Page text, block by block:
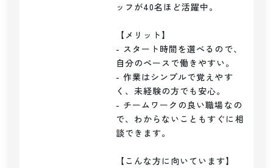
ッフが40名ほど活躍中。
【メリット】
- スタート時間を選べるので、
自分のペースで働きやすい。
- 作業はシンプルで覚えやす
く、未経験の方でも安心。
- チームワークの良い職場なの
で、わからないこともすぐに相
談できます。
【こんな方に向いています】